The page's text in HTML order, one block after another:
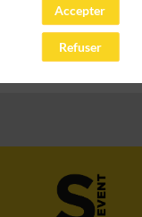
Cocktail & Networking
Accepter
Refuser